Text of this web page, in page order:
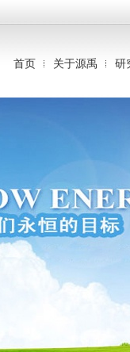
首页 关于源禹 研